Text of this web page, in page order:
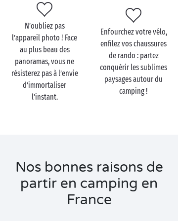
longueurs dans la piscine semi-olympique… L’idéal
pour passer un super moment avec vos enfants, tout
en restant au top de votre forme.
Visitez la France en
la conquête de son incroyable patrimoine. Après de
telles aventures, vous apprécierez le calme et la
douceur d’un cottage PREMIUM , d’un mobil-home
tout équipé ou d’un jacuzzi privatif, fondu dans le
N’oubliez pas
l’appareil photo ! Face
au plus beau des
panoramas, vous ne
résisterez pas à l’envie
d’immortaliser
l’instant.
Enfourchez votre vélo,
enfilez vos chaussures
de rando : partez
conquérir les sublimes
paysages autour du
camping !
Nos bonnes raisons de
partir en camping en
France